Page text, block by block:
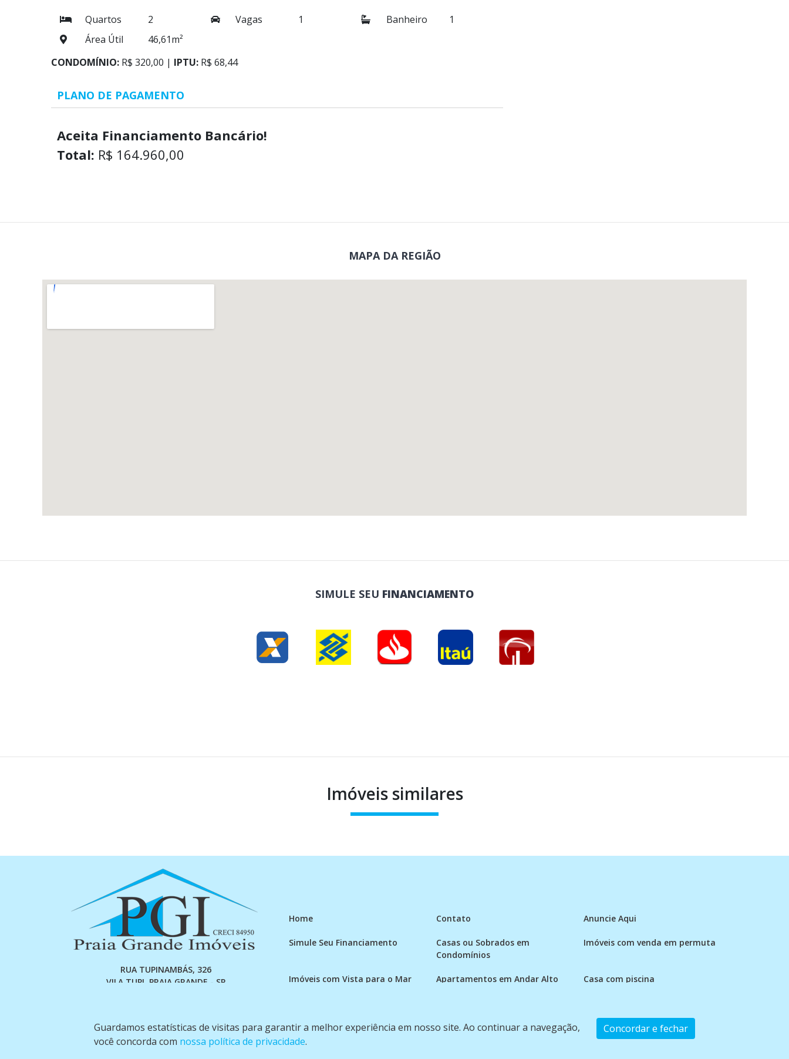
Quartos 2 Vagas 1 Banheiro
1
Área Útil
46,61m²
CONDOMÍNIO: R$ 320,00 | IPTU: R$ 68,44
PLANO DE PAGAMENTO
Aceita Financiamento Bancário!
Total: R$ 164.960,00
MAPA DA REGIÃO
SIMULE SEU FINANCIAMENTO
Imóveis similares
Guardamos estatísticas de visitas para garantir a melhor experiência em nosso site. Ao continuar a navegação,
você concorda com nossa política de privacidade.
Concordar e fechar
RUA TUPINAMBÁS, 326
VILA TUPI, PRAIA GRANDE - SP
Home Contato Anuncie Aqui
Simule Seu Financiamento
Casas ou Sobrados em
Condomínios
Imóveis com venda em permuta
Imóveis com Vista para o Mar Apartamentos em Andar Alto Casa com piscina